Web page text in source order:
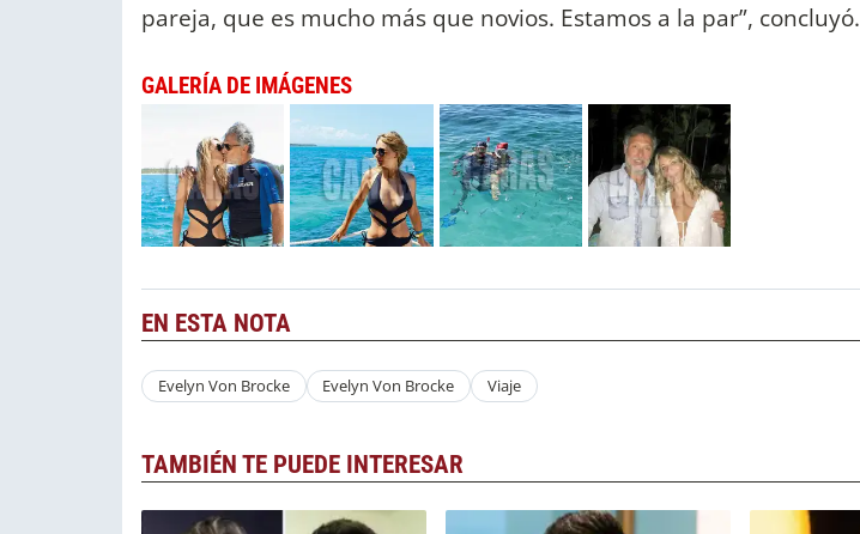
pareja, que es mucho más que novios. Estamos a la par”, concluyó.
GALERÍA DE IMÁGENES
EN ESTA NOTA
Evelyn Von Brocke Evelyn Von Brocke Viaje
TAMBIÉN TE PUEDE INTERESAR